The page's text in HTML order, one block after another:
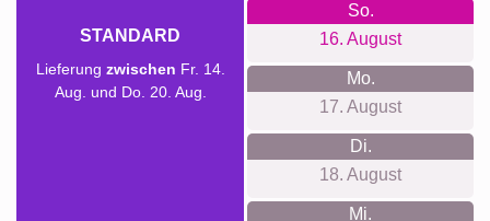
STANDARD
Lieferung zwischen Fr. 14.
Aug. und Do. 20. Aug.
So.
16. August
Mo.
17. August
Di.
18. August
Mi.